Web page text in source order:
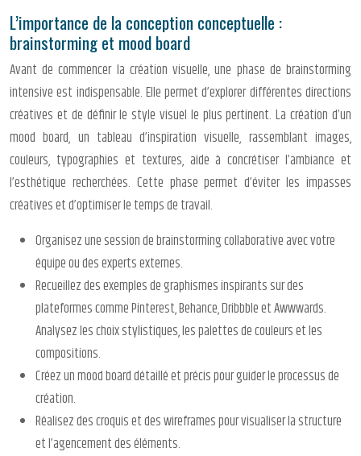
L’importance de la conception conceptuelle :
brainstorming et mood board
Avant de commencer la création visuelle, une phase de brainstorming
intensive est indispensable. Elle permet d’explorer différentes directions
créatives et de définir le style visuel le plus pertinent. La création d’un
mood board, un tableau d’inspiration visuelle, rassemblant images,
couleurs, typographies et textures, aide à concrétiser l’ambiance et
l’esthétique recherchées. Cette phase permet d’éviter les impasses
créatives et d’optimiser le temps de travail.
Organisez une session de brainstorming collaborative avec votre
équipe ou des experts externes.
Recueillez des exemples de graphismes inspirants sur des
plateformes comme Pinterest, Behance, Dribbble et Awwwards.
Analysez les choix stylistiques, les palettes de couleurs et les
compositions.
Créez un mood board détaillé et précis pour guider le processus de
création.
Réalisez des croquis et des wireframes pour visualiser la structure
et l’agencement des éléments.